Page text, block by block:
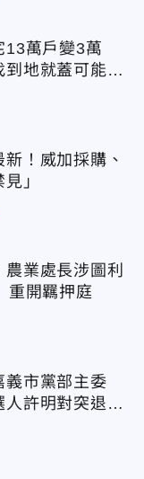
13萬戶變3萬
地就蓋可能變
！威加採購、
」
業處長涉圖利
開羈押庭
義市黨部主委
人許明對突退